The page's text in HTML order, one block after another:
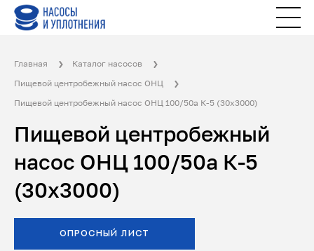
Главная
Каталог насосов
Пищевой центробежный насос ОНЦ
Пищевой центробежный насос ОНЦ 100/50а К-5 (30х3000)
Пищевой центробежный
насос ОНЦ 100/50а К-5
(30х3000)
ОПРОСНЫЙ ЛИСТ